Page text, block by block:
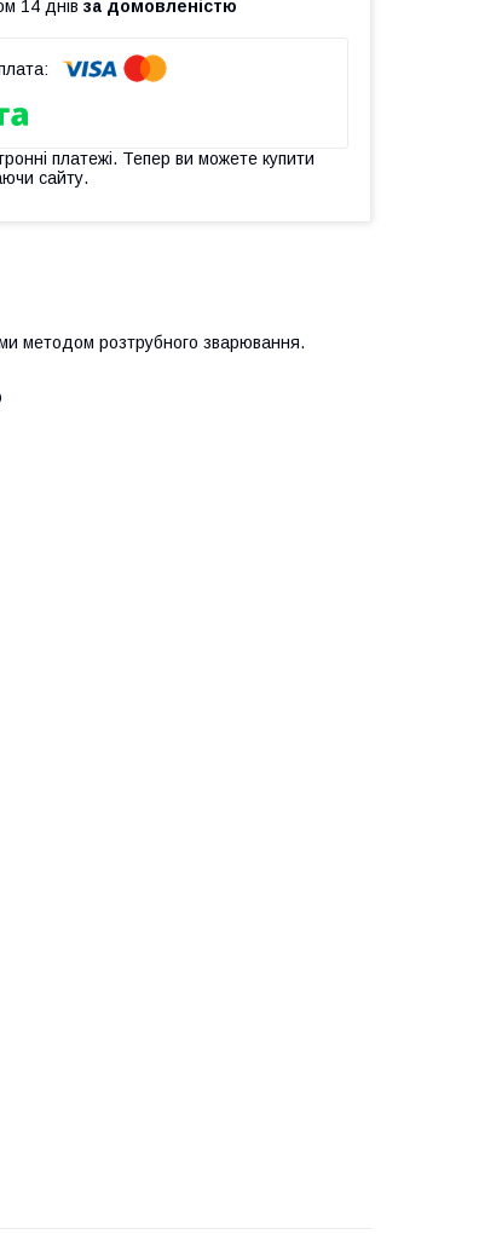
14 днів за домовленістю
платежі. Тепер ви можете купити
сайту.
методом розтрубного зварювання.